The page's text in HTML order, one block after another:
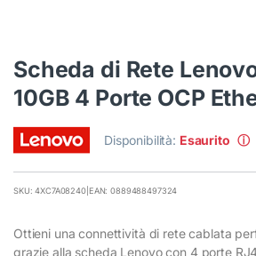
Scheda di Rete
10GB 4 Porte OCP
Disponibilità: Esaurito ⓘ
SKU: 4XC7A08240| EAN: 0889488497324
Ottieni una connettività di rete cablata
grazie alla scheda Lenovo con 4 porte